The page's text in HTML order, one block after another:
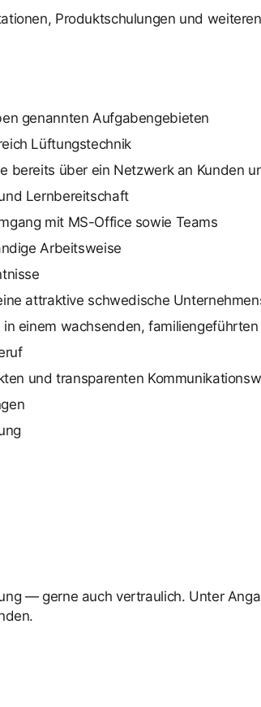
Produktschulungen und
genannten Aufgabengebieten
Lüftungstechnik
bereits über ein Netzwerk an Kunden
Lernbereitschaft
mit MS-Office sowie Teams
Arbeitsweise
attraktive schwedische
einem wachsenden,
und transparenten
— gerne auch vertraulich. Unter